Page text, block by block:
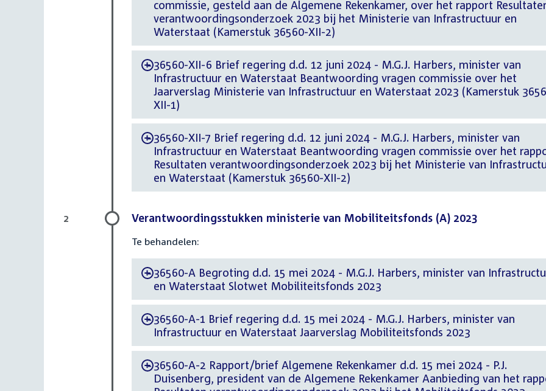
commissie, gesteld aan de Algemene Rekenkamer, over het rapport
verantwoordingsonderzoek 2023 bij het Ministerie van Infrastructuur en
Waterstaat (Kamerstuk 36560-XII-2)
-36560-XII-6 Brief regering d.d. 12 juni 2024 - M.G.J. Harbers, minister van
Infrastructuur en Waterstaat Beantwoording vragen commissie over het
Jaarverslag Ministerie van Infrastructuur en Waterstaat 2023 (Kamerstuk
XII-1)
-36560-XII-7 Brief regering d.d. 12 juni 2024 - M.G.J. Harbers, minister van
Infrastructuur en Waterstaat Beantwoording vragen commissie over het
Resultaten verantwoordingsonderzoek 2023 bij het Ministerie van
en Waterstaat (Kamerstuk 36560-XII-2)
Verantwoordingsstukken ministerie van Mobiliteitsfonds (A) 2023
Te behandelen:
-36560-A Begroting d.d. 15 mei 2024 - M.G.J. Harbers, minister van
en Waterstaat Slotwet Mobiliteitsfonds 2023
-36560-A-1 Brief regering d.d. 15 mei 2024 - M.G.J. Harbers, minister van
Infrastructuur en Waterstaat Jaarverslag Mobiliteitsfonds 2023
-36560-A-2 Rapport/brief Algemene Rekenkamer d.d. 15 mei 2024 - P.J.
Duisenberg, president van de Algemene Rekenkamer Aanbieding van het
2